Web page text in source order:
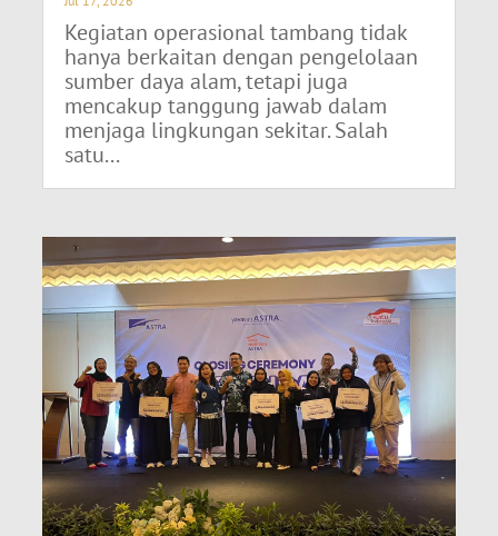
Kegiatan operasional tambang tidak
hanya berkaitan dengan pengelolaan
sumber daya alam, tetapi juga
mencakup tanggung jawab dalam
menjaga lingkungan sekitar. Salah
satu...